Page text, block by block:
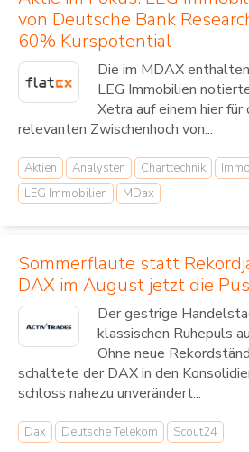
von Deutsche Bank
60% Kurspotential
Die im MDAX
LEG Immobilien
Xetra auf einem hier für
relevanten Zwischenhoch von...
Aktien Analysten Charttechnik
LEG Immobilien
MDax
Sommerflaute statt
DAX im August jetzt die
Der gestrige
klassischen Ruhepuls
Ohne neue
schaltete der DAX in den
schloss nahezu unverändert...
Dax Deutsche Telekom Scout24